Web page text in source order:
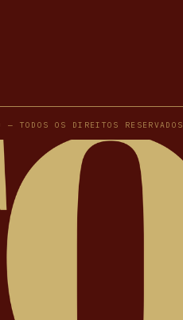
TODOS OS DIREITOS RESERVADOS